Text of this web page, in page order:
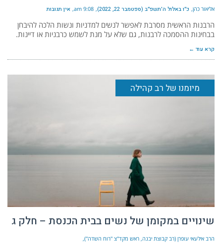
אליאור כהן כ״ו באלול ה׳תשפ״ב (ספטמבר 22, 2022) 9:08 am אין תגובות
הרבנות הראשית מסרבת לאפשר לנשים למדניות ונשות הלכה להיבחן
בבחינות ההסמכה לרבנות, גם שלא על מנת לשמש כרבניות או דיינות.
קרא עוד ←
מיומנו של רב קהילה
שינויים במקומן של נשים בבית הכנסת – חלק ג
הרב אילעאי עופרן (רב קבוצת יבנה, ראש מקד"צ "רוח השדה")